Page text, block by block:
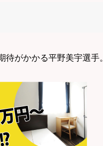
がかかる平野美宇選手。